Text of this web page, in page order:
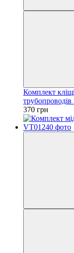
Комплект
370 грн